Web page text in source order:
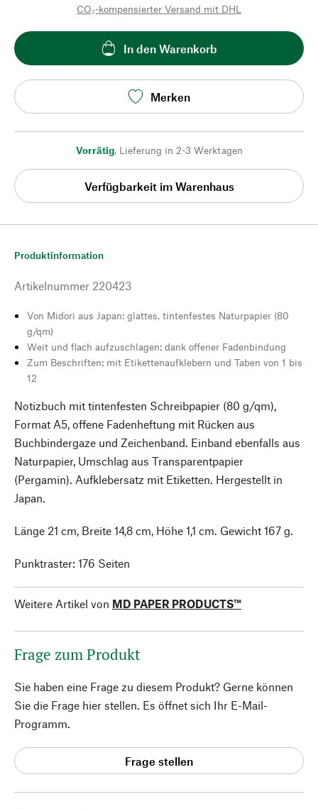
CO₂-kompensierter Versand mit DHL
In den Warenkorb
Merken
Vorrätig, Lieferung in 2-3 Werktagen
Verfügbarkeit im Warenhaus
Produktinformation
Artikelnummer 220423
Von Midori aus Japan: glattes, tintenfestes Naturpapier (80
g/qm)
Weit und flach aufzuschlagen: dank offener Fadenbindung
Zum Beschriften: mit Etikettenaufklebern und Taben von 1 bis
12
Notizbuch mit tintenfesten Schreibpapier (80 g/qm),
Format A5, offene Fadenheftung mit Rücken aus
Buchbindergaze und Zeichenband. Einband ebenfalls aus
Naturpapier, Umschlag aus Transparentpapier
(Pergamin). Aufklebersatz mit Etiketten. Hergestellt in
Japan.
Länge 21 cm, Breite 14,8 cm, Höhe 1,1 cm. Gewicht 167 g.
Punktraster: 176 Seiten
Weitere Artikel von MD PAPER PRODUCTS™
Frage zum Produkt
Sie haben eine Frage zu diesem Produkt? Gerne können
Sie die Frage hier stellen. Es öffnet sich Ihr E-Mail-
Programm.
Frage stellen